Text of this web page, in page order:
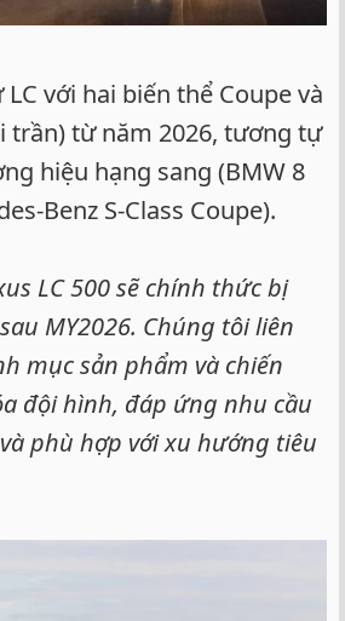
với hai biến thể Coupe và
trần) từ năm 2026, tương tự
hiệu hạng sang (BMW 8
Benz S-Class Coupe).
LC 500 sẽ chính thức bị
MY2026. Chúng tôi liên
mục sản phẩm và chiến
đội hình, đáp ứng nhu cầu
phù hợp với xu hướng tiêu